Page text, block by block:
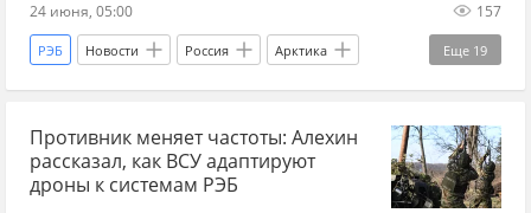
дзен новости СВО новости СВО
спутник
24 июня, 05:00 157
Еще 19
РЭБ Новости Россия Арктика
Норвегия Владимир Путин Украина.ру
НАТО Йохан Бекман Главные новости
главное подлодка война
Противник меняет частоты: Алехин
рассказал, как ВСУ адаптируют
дроны к системам РЭБ